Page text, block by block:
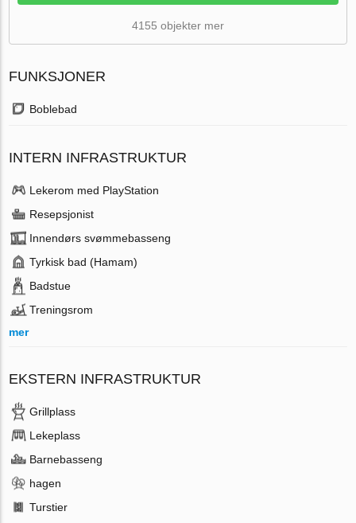
4155 objekter mer
FUNKSJONER
Boblebad
INTERN INFRASTRUKTUR
Lekerom med PlayStation
Resepsjonist
Innendørs svømmebasseng
Tyrkisk bad (Hamam)
Badstue
Treningsrom
mer
EKSTERN INFRASTRUKTUR
Grillplass
Lekeplass
Barnebasseng
hagen
Turstier